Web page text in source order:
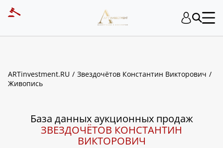
ARTinvestment.RU
Звездочётов Константин Викторович
Живопись
База данных аукционных продаж
ЗВЕЗДОЧЁТОВ КОНСТАНТИН
ВИКТОРОВИЧ